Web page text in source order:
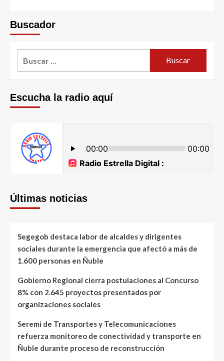
Buscador
Escucha la radio aquí
Últimas noticias
Segegob destaca labor de alcaldes y dirigentes
sociales durante la emergencia que afectó a más de
1.600 personas en Ñuble
Gobierno Regional cierra postulaciones al Concurso
8% con 2.645 proyectos presentados por
organizaciones sociales
Seremi de Transportes y Telecomunicaciones
refuerza monitoreo de conectividad y transporte en
Ñuble durante proceso de reconstrucción